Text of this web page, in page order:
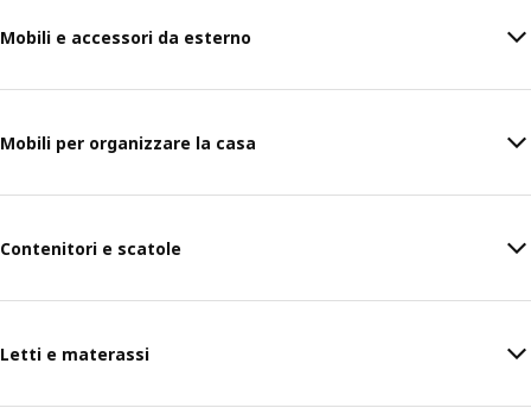
Mobili e accessori da esterno
Mobili per organizzare la casa
Contenitori e scatole
Letti e materassi